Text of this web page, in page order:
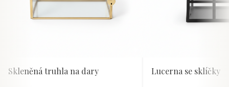
Skleněná truhla na dary Lucerna se sklíčky